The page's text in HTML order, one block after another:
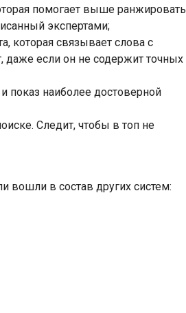
помогает выше ранжировать
экспертами;
которая связывает слова с
даже если он не содержит точных
показ наиболее достоверной
Следит, чтобы в топ не
вошли в состав других систем: